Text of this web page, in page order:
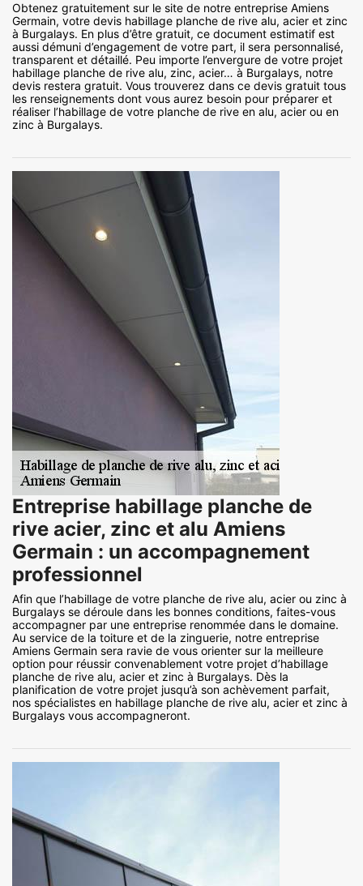
Obtenez gratuitement sur le site de notre entreprise Amiens
Germain, votre devis habillage planche de rive alu, acier et zinc
à Burgalays. En plus d’être gratuit, ce document estimatif est
aussi démuni d’engagement de votre part, il sera personnalisé,
transparent et détaillé. Peu importe l’envergure de votre projet
habillage planche de rive alu, zinc, acier… à Burgalays, notre
devis restera gratuit. Vous trouverez dans ce devis gratuit tous
les renseignements dont vous aurez besoin pour préparer et
réaliser l’habillage de votre planche de rive en alu, acier ou en
zinc à Burgalays.
Entreprise habillage planche de
rive acier, zinc et alu Amiens
Germain : un accompagnement
professionnel
Afin que l’habillage de votre planche de rive alu, acier ou zinc à
Burgalays se déroule dans les bonnes conditions, faites-vous
accompagner par une entreprise renommée dans le domaine.
Au service de la toiture et de la zinguerie, notre entreprise
Amiens Germain sera ravie de vous orienter sur la meilleure
option pour réussir convenablement votre projet d’habillage
planche de rive alu, acier et zinc à Burgalays. Dès la
planification de votre projet jusqu’à son achèvement parfait,
nos spécialistes en habillage planche de rive alu, acier et zinc à
Burgalays vous accompagneront.